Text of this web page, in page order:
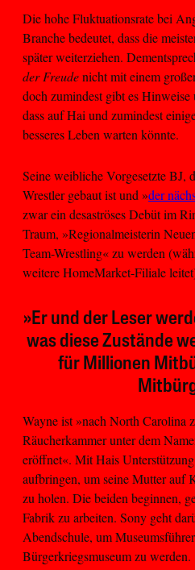
Die hohe Fluktuationsrate bei
Branche bedeutet, dass die
später weiterziehen.
der Freudenicht mit einem
doch zumindest gibt es
dass auf Hai und zumindest
besseres Leben warten könnte.
Seine weibliche Vorgesetzte BJ,
Wrestler gebaut ist und »der
zwar ein desaströses Debüt im
Traum, »Regionalmeisterin
Team-Wrestling« zu werden
weitere HomeMarket-Filiale
»Er und der Leser
was diese Zustände
für Millionen
Wayne ist »nach North Carolina
Räucherkammer unter dem
eröffnet«. Mit Hais
aufbringen, um seine Mutter auf
zu holen. Die beiden beginnen,
Fabrik zu arbeiten. Sony geht
Abendschule, um
Bürgerkriegsmuseum zu werden.